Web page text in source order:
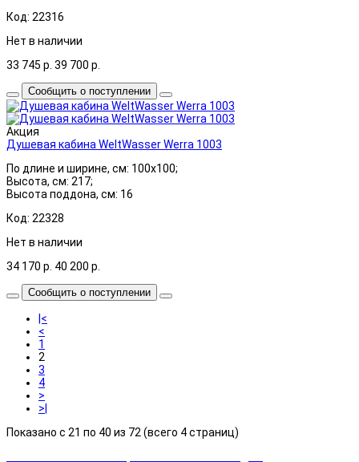
Код: 22316
Нет в наличии
33 745 р. 39 700 р.
Сообщить о поступлении
Акция
Душевая кабина WeltWasser Werra 1003
По длине и ширине, см: 100x100;
Высота, см: 217;
Высота поддона, см: 16
Код: 22328
Нет в наличии
34 170 р. 40 200 р.
Сообщить о поступлении
|<
<
1
2
3
4
>
>|
Показано с 21 по 40 из 72 (всего 4 страниц)